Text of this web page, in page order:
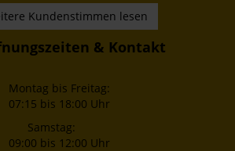
Kundenstimmen lesen
& Kontakt
Montag bis Freitag:
07:15 bis 18:00 Uhr
Samstag:
09:00 bis 12:00 Uhr